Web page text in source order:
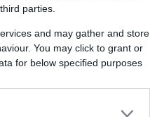
parties.
and may gather and store
You may click to grant or
for below specified purposes